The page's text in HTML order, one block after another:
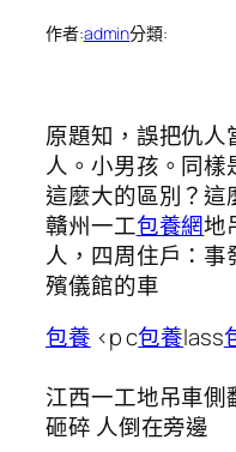
作者:admin分類:
原題知，誤把仇
人。小男孩。同
這麼大的區別？這
贛州一工包養網地
人，四周住戶：事
殯儀館的車
包養 <p c包養lass
江西一工地吊車側
砸碎 人倒在旁邊